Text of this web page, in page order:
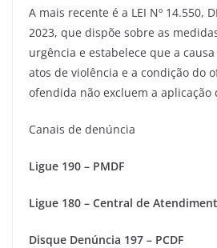
A mais recente é a LEI Nº 14.550,
2023, que dispõe sobre as
urgência e estabelece que a
atos de violência e a condição do
ofendida não excluem a aplicação
Canais de denúncia
Ligue 190 – PMDF
Ligue 180 – Central de
Disque Denúncia 197 – PCDF